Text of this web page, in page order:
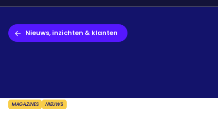
Nieuws, inzichten & klanten
MAGAZINES NIEUWS